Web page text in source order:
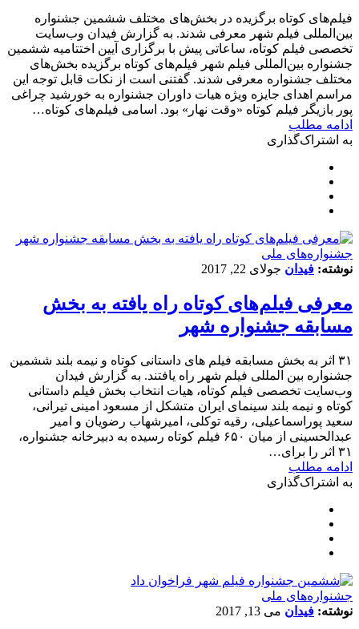
فیلم‌های کوتاه برگزیده در بخش‌های مختلف ششمین جشنواره
بین‌المللی فیلم شهر معرفی شدند. به گزارش فیدان وب‌سایت
تخصصی فیلم کوتاه، ساعاتی پیش با برگزاری آیین اختتامیه ششمین
جشنواره بین‌المللی فیلم شهر فیلم‌های کوتاه برگزیده بخش‌های
مختلف جشنواره معرفی شدند. گفتنی است از نکات قابل توجه این
مراسم اهدای جایزه ویژه هیات داوران جشنواره به خورشید چراغی
پور بازیگر فیلم کوتاه «وقت نهار» بود. اسامی فیلم‌های کوتاه…
ادامه مطلب
به اشتراک‌گذاری
جشنواره‌های ملی
نوشته: فیدان جولای 22, 2017
معرفی فیلم‌های کوتاه راه یافته به بخش
مسابقه جشنواره شهر
۳۱ اثر به بخش مسابقه فیلم های داستانی کوتاه و نیمه بلند ششمین
جشنواره بین المللی فیلم شهر راه یافتند. به گزارش فیدان
وب‌سایت تخصصی فیلم کوتاه، هیات انتخاب بخش فیلم داستانی
کوتاه و نیمه بلند سینمای ایران متشکل از مسعود امینی تیرانی،
سعید پوراسماعیلی، رقیه توکلی، امیرشهاب رضویان و امیر
عبدالحسینی از میان ۶۵۰ فیلم کوتاه رسیده به دبیرخانه جشنواره،
۳۱ اثر را برای…
ادامه مطلب
به اشتراک‌گذاری
جشنواره‌های ملی
نوشته: فیدان می 13, 2017